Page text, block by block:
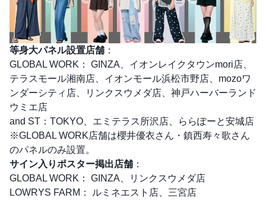
等身大パネル設置店舗 ：
GLOBAL WORK： GINZA、イオンレイクタウンmori店、
テラスモール湘南店、イオンモール浜松市野店、mozoワ
ンダーシティ店、リンクスウメダ店、神戸ハーバーランド
ウミエ店
and ST：TOKYO、エミテラス所沢店、ららぽーと安城店
※GLOBAL WORK店舗は櫻井優衣さん・鎮西寿々歌さん
のパネルのみ設置。
サイン入りポスター掲出店舗 ：
GLOBAL WORK： GINZA、リンクスウメダ店
LOWRYS FARM： ルミネエスト店、三宮店